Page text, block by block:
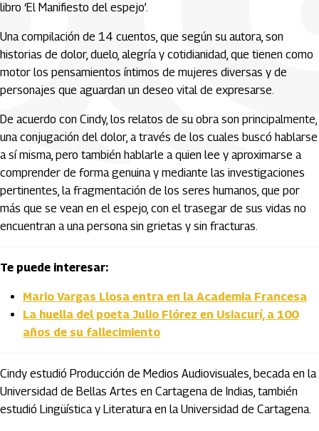
libro ‘El Manifiesto del espejo’.
Una compilación de 14 cuentos, que según su autora, son
historias de dolor, duelo, alegría y cotidianidad, que tienen como
motor los pensamientos íntimos de mujeres diversas y de
personajes que aguardan un deseo vital de expresarse.
De acuerdo con Cindy, los relatos de su obra son principalmente,
una conjugación del dolor, a través de los cuales buscó hablarse
a sí misma, pero también hablarle a quien lee y aproximarse a
comprender de forma genuina y mediante las investigaciones
pertinentes, la fragmentación de los seres humanos, que por
más que se vean en el espejo, con el trasegar de sus vidas no
encuentran a una persona sin grietas y sin fracturas.
Te puede interesar:
Mario Vargas Llosa entra en la Academia Francesa
La huella del poeta Julio Flórez en Usiacurí, a 100
años de su fallecimiento
Cindy estudió Producción de Medios Audiovisuales, becada en la
Universidad de Bellas Artes en Cartagena de Indias, también
estudió Lingüística y Literatura en la Universidad de Cartagena.